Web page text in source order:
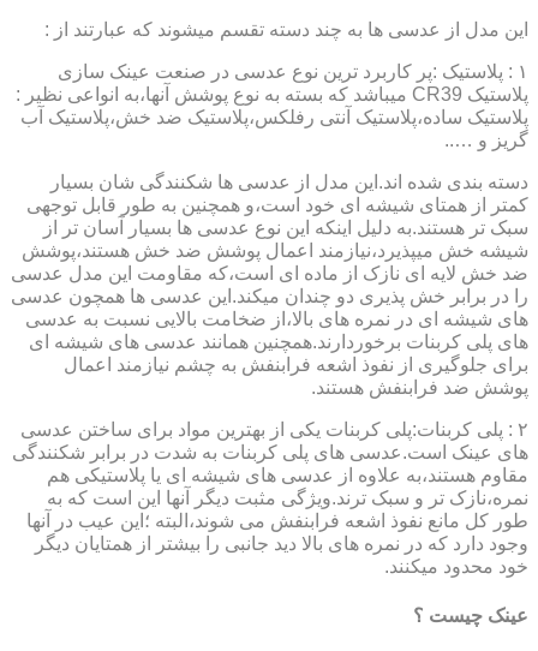
این مدل از عدسی ها به چند دسته تقسم میشوند که عبارتند از :
۱ : پلاستیک :پر کاربرد ترین نوع عدسی در صنعت عینک سازی
پلاستیک CR39 میباشد که بسته به نوع پوشش آنها،به انواعی نظیر :
پلاستیک ساده،پلاستیک آنتی رفلکس،پلاستیک ضد خش،پلاستیک آب
گریز و …..
دسته بندی شده اند.این مدل از عدسی ها شکنندگی شان بسیار
کمتر از همتای شیشه ای خود است،و همچنین به طور قابل توجهی
سبک تر هستند.به دلیل اینکه این نوع عدسی ها بسیار آسان تر از
شیشه خش میپذیرد،نیازمند اعمال پوشش ضد خش هستند،پوشش
ضد خش لایه ای نازک از ماده ای است،که مقاومت این مدل عدسی
را در برابر خش پذیری دو چندان میکند.این عدسی ها همچون عدسی
های شیشه ای در نمره های بالا،از ضخامت بالایی نسبت به عدسی
های پلی کربنات برخوردارند.همچنین همانند عدسی های شیشه ای
برای جلوگیری از نفوذ اشعه فرابنفش به چشم نیازمند اعمال
پوشش ضد فرابنفش هستند.
۲ : پلی کربنات:پلی کربنات یکی از بهترین مواد برای ساختن عدسی
های عینک است.عدسی های پلی کربنات به شدت در برابر شکنندگی
مقاوم هستند،به علاوه از عدسی های شیشه ای یا پلاستیکی هم
نمره،نازک تر و سبک ترند.ویژگی مثبت دیگر آنها این است که به
طور کل مانع نفوذ اشعه فرابنفش می شوند،البته ؛این عیب در آنها
وجود دارد که در نمره های بالا دید جانبی را بیشتر از همتایان دیگر
خود محدود میکنند.
عینک چیست ؟